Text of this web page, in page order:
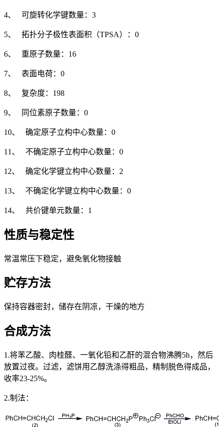
4、 可旋转化学键数量：3
5、 拓扑分子极性表面积（TPSA）：0
6、 重原子数量：16
7、 表面电荷：0
8、 复杂度：198
9、 同位素原子数量：0
10、 确定原子立构中心数量：0
11、 不确定原子立构中心数量：0
12、 确定化学键立构中心数量：2
13、 不确定化学键立构中心数量：0
14、 共价键单元数量：1
性质与稳定性
常温常压下稳定，避免氧化物接触
贮存方法
保持容器密封，储存在阴凉，干燥的地方
合成方法
1.将苯乙酸、肉桂醛、一氧化铅和乙酐的混合物沸腾5h，然后
放置过夜。过滤，滤饼用乙醇洗涤得粗品，精制脱色得成品，
收率23-25%。
2.制法：